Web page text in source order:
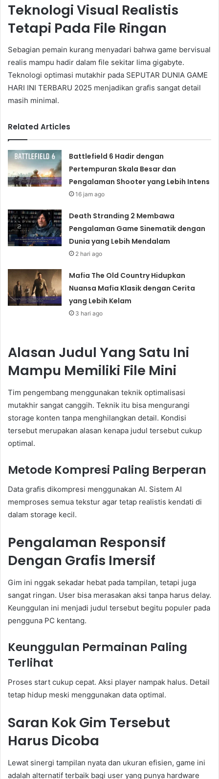
Teknologi Visual Realistis
Tetapi Pada File Ringan
Sebagian pemain kurang menyadari bahwa game bervisual
realis mampu hadir dalam file sekitar lima gigabyte.
Teknologi optimasi mutakhir pada SEPUTAR DUNIA GAME
HARI INI TERBARU 2025 menjadikan grafis sangat detail
masih minimal.
Related Articles
Battlefield 6 Hadir dengan
Pertempuran Skala Besar dan
Pengalaman Shooter yang Lebih Intens
16 jam ago
Death Stranding 2 Membawa
Pengalaman Game Sinematik dengan
Dunia yang Lebih Mendalam
2 hari ago
Mafia The Old Country Hidupkan
Nuansa Mafia Klasik dengan Cerita
yang Lebih Kelam
3 hari ago
Alasan Judul Yang Satu Ini
Mampu Memiliki File Mini
Tim pengembang menggunakan teknik optimalisasi
mutakhir sangat canggih. Teknik itu bisa mengurangi
storage konten tanpa menghilangkan detail. Kondisi
tersebut merupakan alasan kenapa judul tersebut cukup
optimal.
Metode Kompresi Paling Berperan
Data grafis dikompresi menggunakan AI. Sistem AI
memproses semua tekstur agar tetap realistis kendati di
dalam storage kecil.
Pengalaman Responsif
Dengan Grafis Imersif
Gim ini nggak sekadar hebat pada tampilan, tetapi juga
sangat ringan. User bisa merasakan aksi tanpa harus delay.
Keunggulan ini menjadi judul tersebut begitu populer pada
pengguna PC kentang.
Keunggulan Permainan Paling
Terlihat
Proses start cukup cepat. Aksi player nampak halus. Detail
tetap hidup meski menggunakan data optimal.
Saran Kok Gim Tersebut
Harus Dicoba
Lewat sinergi tampilan nyata dan ukuran efisien, game ini
adalah alternatif terbaik bagi user yang punya hardware